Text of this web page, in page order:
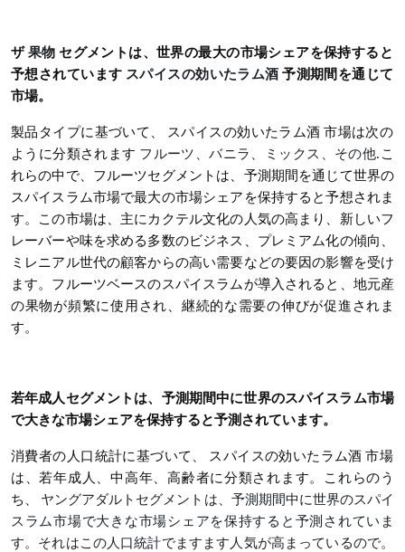
ザ 果物 セグメントは、世界の最大の市場シェアを保持すると
予想されています スパイスの効いたラム酒予測期間を通じて
市場。
製品タイプに基づいて、 スパイスの効いたラム酒 市場は次の
ように分類されます フルーツ、バニラ、ミックス、その他.こ
れらの中で、フルーツセグメントは、予測期間を通じて世界の
スパイスラム市場で最大の市場シェアを保持すると予想されま
す。この市場は、主にカクテル文化の人気の高まり、新しいフ
レーバーや味を求める多数のビジネス、プレミアム化の傾向、
ミレニアル世代の顧客からの高い需要などの要因の影響を受け
ます。フルーツベースのスパイスラムが導入されると、地元産
の果物が頻繁に使用され、継続的な需要の伸びが促進されま
す。
若年成人セグメントは、予測期間中に世界のスパイスラム市場
で大きな市場シェアを保持すると予測されています。
消費者の人口統計に基づいて、 スパイスの効いたラム酒 市場
は、若年成人、中高年、高齢者に分類されます。これらのう
ち、 ヤングアダルトセグメントは、予測期間中に世界のスパイ
スラム市場で大きな市場シェアを保持すると予測されていま
す。それはこの人口統計でますます人気が高まっているので。